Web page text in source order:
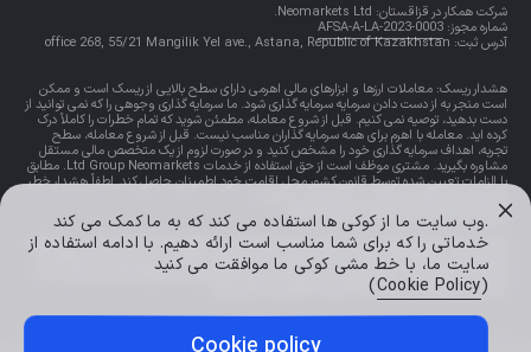
شرکت همکار در قزاقستان: Neomarkets Ltd.
شماره مجوز: AFSA-A-LA-2023-0003
آدرس ثبت: office 268, 55/21 Mangilik Yel ave., Astana, Republic of Kazakhstan
هشدار ریسک: معاملات ارزها و ابزارهای مالی اهرمی دارای سطح بالایی از ریسک است و ممکن
است منجر به از دست دادن سرمایه سرمایه گذاری شود. ما سرمایه گذاری وجوهی را که نمی توانید از
دست بدهید، توصیه نمی کنیم. قبل از شروع معامله، مطمئن شوید که تمام خطرات را کاملاً درک
کرده اید. معامله با اهرم برای همه سرمایه گذاران مناسب نیست. قبل از شروع معامله، سطح
تجربه، اهداف سرمایه گذاری خود را مشخص کنید و در صورت لزوم از یک متخصص مالی مستقل
مشاوره بگیرید. مشتری موظف است از حق استفاده از خدمات Ltd Group Neomarkets. مطابق
با الزامات تعیین شده توسط قانون کشور محل اقامت خود اطمینان حاصل کند. لطفاً هشدار خطر
Neomarkets Group Ltd Risk Warning
محدودیت های منطقه ای: به ساکنان ایالات متحده و مناطق، کانادا، کره شمالی، بریتانیای
کبیر و برخی از کشورهای دیگر خدمات مالی ارائه نمی کند. بازدید از این سایت و استفاده از
خدمات ممکن است در کشوری که در آن قرار دارید غیرقانونی (ممنوع) باشد و ممکن است
منجر به مسئولیت ایجاد شده توسط قوانین محلی شود
.وب سایت ما از کوکی ها استفاده می کند که به ما کمک می کند
خدماتی را که برای شما مناسب است ارائه دهیم. با ادامه استفاده از
سایت ما، با خط مشی کوکی ما موافقت می کنید
(
Cookie Policy
)